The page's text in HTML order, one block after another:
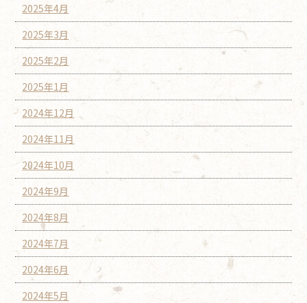
2025年4月
2025年3月
2025年2月
2025年1月
2024年12月
2024年11月
2024年10月
2024年9月
2024年8月
2024年7月
2024年6月
2024年5月